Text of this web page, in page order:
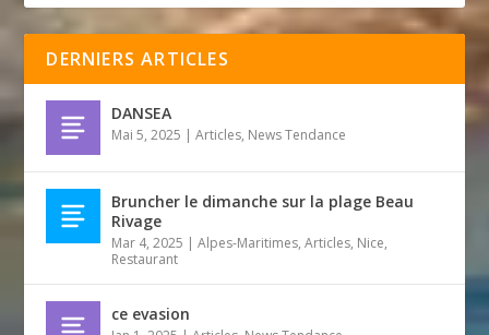
DERNIERS ARTICLES
DANSEA
Mai 5, 2025 |Articles, News Tendance
Bruncher le dimanche sur la plage Beau
Rivage
Mar 4, 2025 |Alpes-Maritimes,Articles, Nice,
Restaurant
ce evasion